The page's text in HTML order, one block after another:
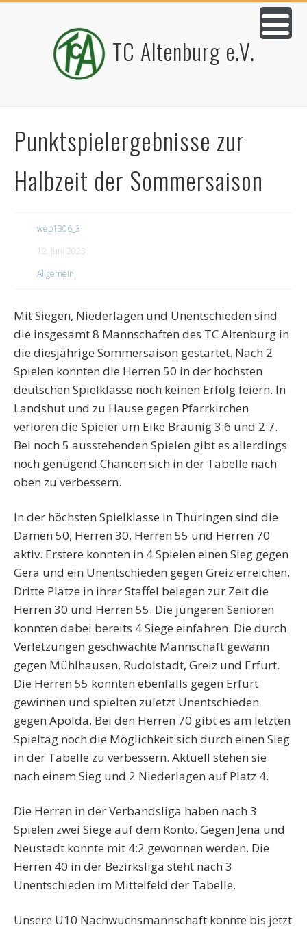
TC Altenburg e.V.
Punktspielergebnisse zur
Halbzeit der Sommersaison
web1306_3
12. Juni 2023
Allgemein
Mit Siegen, Niederlagen und Unentschieden sind
die insgesamt 8 Mannschaften des TC Altenburg in
die diesjährige Sommersaison gestartet. Nach 2
Spielen konnten die Herren 50 in der höchsten
deutschen Spielklasse noch keinen Erfolg feiern. In
Landshut und zu Hause gegen Pfarrkirchen
verloren die Spieler um Eike Bräunig 3:6 und 2:7.
Bei noch 5 ausstehenden Spielen gibt es allerdings
noch genügend Chancen sich in der Tabelle nach
oben zu verbessern.
In der höchsten Spielklasse in Thüringen sind die
Damen 50, Herren 30, Herren 55 und Herren 70
aktiv. Erstere konnten in 4 Spielen einen Sieg gegen
Gera und ein Unentschieden gegen Greiz erreichen.
Dritte Plätze in ihrer Staffel belegen zur Zeit die
Herren 30 und Herren 55. Die jüngeren Senioren
konnten dabei bereits 4 Siege einfahren. Die durch
Verletzungen geschwächte Mannschaft gewann
gegen Mühlhausen, Rudolstadt, Greiz und Erfurt.
Die Herren 55 konnten ebenfalls gegen Erfurt
gewinnen und spielten zuletzt Unentschieden
gegen Apolda. Bei den Herren 70 gibt es am letzten
Spieltag noch die Möglichkeit sich durch einen Sieg
in der Tabelle zu verbessern. Aktuell stehen sie
nach einem Sieg und 2 Niederlagen auf Platz 4.
Die Herren in der Verbandsliga haben nach 3
Spielen zwei Siege auf dem Konto. Gegen Jena und
Neustadt konnte mit 4:2 gewonnen werden. Die
Herren 40 in der Bezirksliga steht nach 3
Unentschieden im Mittelfeld der Tabelle.
Unsere U10 Nachwuchsmannschaft konnte bis jetzt